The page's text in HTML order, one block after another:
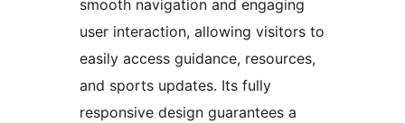
smooth navigation and engaging
user interaction, allowing visitors to
easily access guidance, resources,
and sports updates. Its fully
responsive design guarantees a